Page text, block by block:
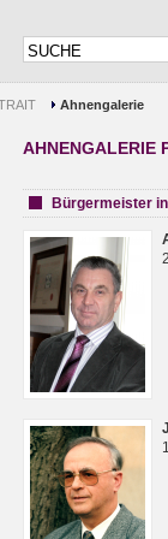
Ahnengalerie
AHNENGALERIE
Bürgermeister